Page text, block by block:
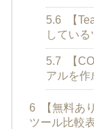
5.6
【
している
5.7
【
アルを作
6
【無料あ
ツール比較